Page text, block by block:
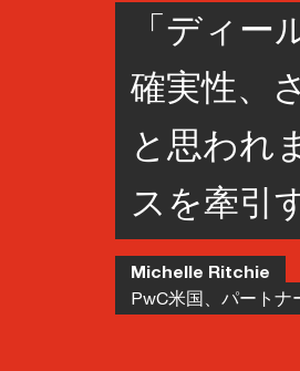
「ディ
確実性、
と思われ
スを牽引
Michelle Ritchie
PwC米国、パートナ